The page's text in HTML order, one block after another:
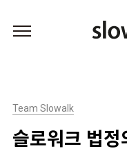
Team Slowalk
슬로워크 법정